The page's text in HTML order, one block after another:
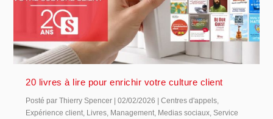
20 livres à lire pour enrichir votre culture client
Posté parThierry Spencer |02/02/2026 |Centres d'appels
Expérience client Livres Management Medias sociaux ,Service